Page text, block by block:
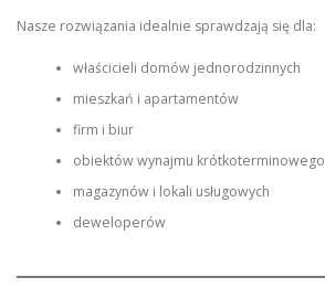
Nasze rozwiązania idealnie sprawdzają się dla:
właścicieli domów jednorodzinnych
mieszkań i apartamentów
firm i biur
obiektów wynajmu krótkoterminowego
magazynów i lokali usługowych
deweloperów